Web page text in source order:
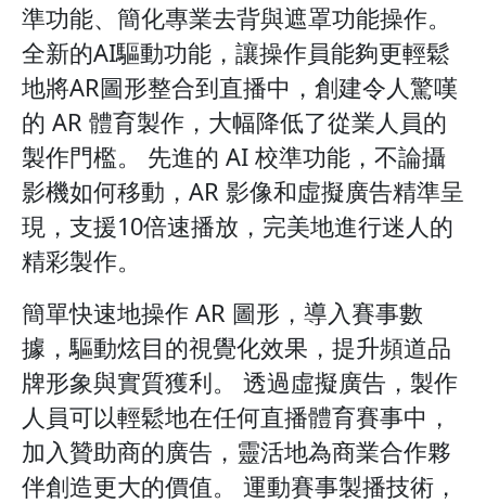
準功能、簡化專業去背與遮罩功能操作。
全新的AI驅動功能，讓操作員能夠更輕鬆
地將AR圖形整合到直播中，創建令人驚嘆
的 AR 體育製作，大幅降低了從業人員的
製作門檻。 先進的 AI 校準功能，不論攝
影機如何移動，AR 影像和虛擬廣告精準呈
現，支援10倍速播放，完美地進行迷人的
精彩製作。
簡單快速地操作 AR 圖形，導入賽事數
據，驅動炫目的視覺化效果，提升頻道品
牌形象與實質獲利。 透過虛擬廣告，製作
人員可以輕鬆地在任何直播體育賽事中，
加入贊助商的廣告，靈活地為商業合作夥
伴創造更大的價值。 運動賽事製播技術，